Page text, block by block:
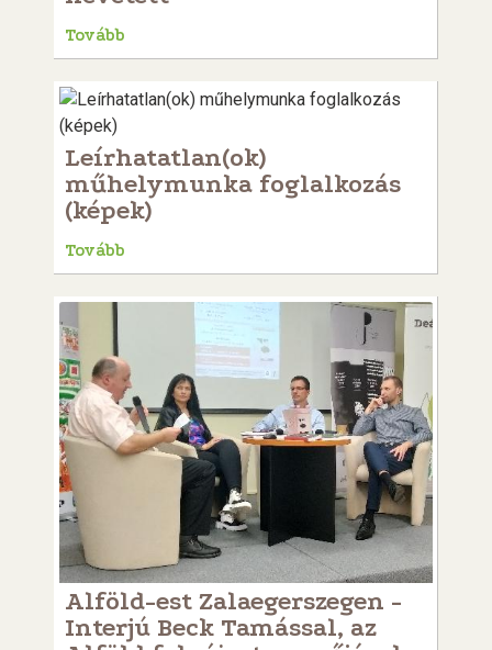
Tovább
Leírhatatlan(ok)
műhelymunka foglalkozás
(képek)
Tovább
Alföld-est Zalaegerszegen -
Interjú Beck Tamással, az